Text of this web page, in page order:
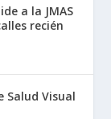
a la JMAS
recién
Salud Visual